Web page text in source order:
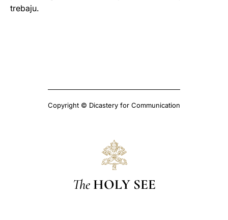
trebaju.
Copyright © Dicastery for Communication
The HOLY SEE